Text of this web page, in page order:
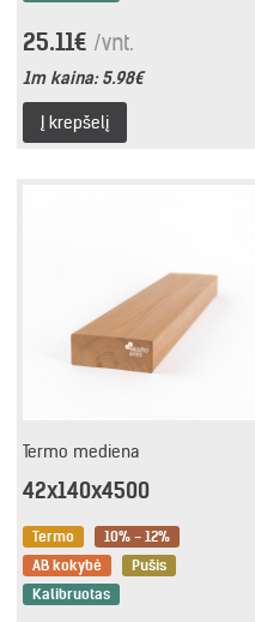
25.11€ /vnt.
1m kaina:5.98€
Į krepšelį
Termo mediena
42x140x4500
Termo
10% - 12%
AB kokybė
Pušis
Kalibruotas